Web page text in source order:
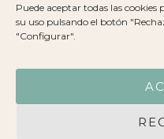
Puede aceptar todas las
su uso pulsando el botón
"Configurar".